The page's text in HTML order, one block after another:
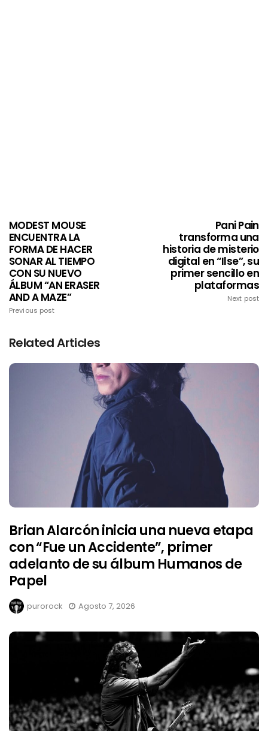
MODEST MOUSE
ENCUENTRA LA
FORMA DE HACER
SONAR AL TIEMPO
CON SU NUEVO
ÁLBUM “AN ERASER
AND A MAZE”
Previous post
Pani Pain
transforma una
historia de misterio
digital en “Ilse”, su
primer sencillo en
plataformas
Next post
Related Articles
Brian Alarcón inicia una nueva etapa
con “Fue un Accidente”, primer
adelanto de su álbum Humanos de
Papel
purorock Agosto 7, 2026